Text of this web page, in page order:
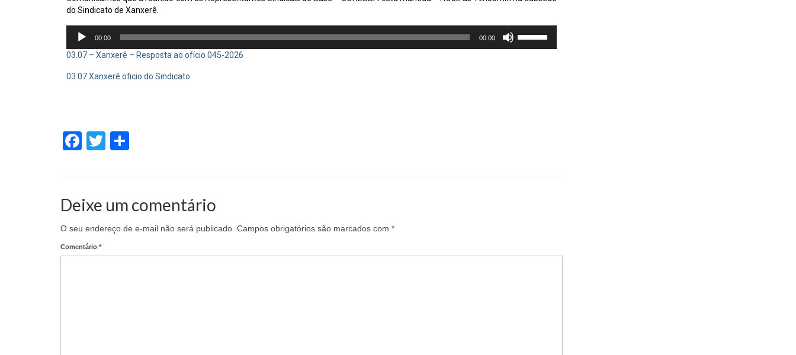
do Sindicato de Xanxerê.
Tocador
áudio
00:00 00:00
as
03.07 – Xanxerê – Resposta ao ofício 045-2026
03.07 Xanxerê oficio do Sindicato
Facebook
Twitter
Deixe um comentário
O seu endereço de e-mail não será publicado. Campos obrigatórios são marcados com *
Comentário *